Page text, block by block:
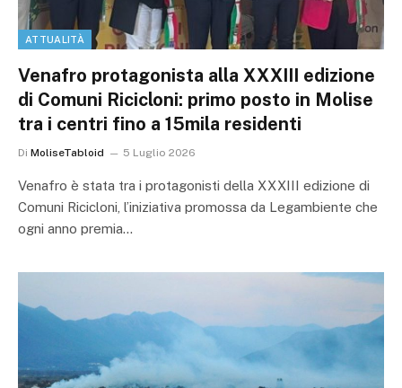
ATTUALITÀ
Venafro protagonista alla XXXIII edizione
di Comuni Ricicloni: primo posto in Molise
tra i centri fino a 15mila residenti
Di MoliseTabloid 5 Luglio 2026
Venafro è stata tra i protagonisti della XXXIII edizione di
Comuni Ricicloni, l’iniziativa promossa da Legambiente che
ogni anno premia…